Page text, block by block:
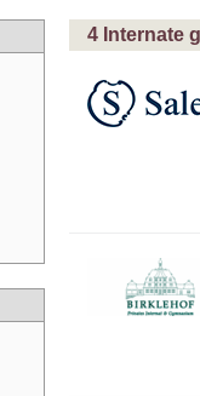
4 Internate